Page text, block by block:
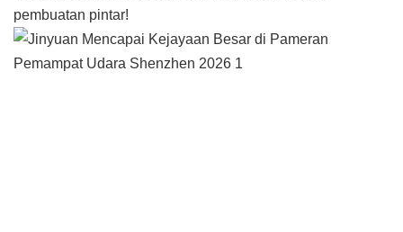
pembuatan pintar!